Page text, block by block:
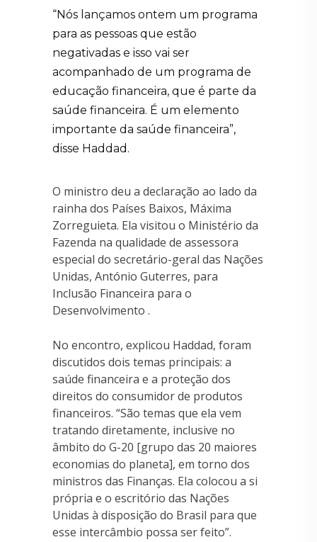
“Nós lançamos ontem um programa
para as pessoas que estão
negativadas e isso vai ser
acompanhado de um programa de
educação financeira, que é parte da
saúde financeira. É um elemento
importante da saúde financeira”,
disse Haddad.
O ministro deu a declaração ao lado da
rainha dos Países Baixos, Máxima
Zorreguieta. Ela visitou o Ministério da
Fazenda na qualidade de assessora
especial do secretário-geral das Nações
Unidas, António Guterres, para
Inclusão Financeira para o
Desenvolvimento .
No encontro, explicou Haddad, foram
discutidos dois temas principais: a
saúde financeira e a proteção dos
direitos do consumidor de produtos
financeiros. “São temas que ela vem
tratando diretamente, inclusive no
âmbito do G-20 [grupo das 20 maiores
economias do planeta], em torno dos
ministros das Finanças. Ela colocou a si
própria e o escritório das Nações
Unidas à disposição do Brasil para que
esse intercâmbio possa ser feito”.